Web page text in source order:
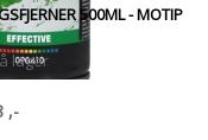
500ML - MOTIP
lager
,-